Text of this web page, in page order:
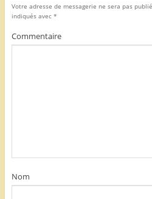
Votre adresse de messagerie ne sera pas
indiqués avec *
Commentaire
Nom